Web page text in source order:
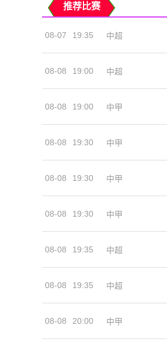
推荐比赛
08-07 19:35 中超
08-08 19:00 中超
08-08 19:00 中甲
08-08 19:30 中甲
08-08 19:30 中甲
08-08 19:30 中甲
08-08 19:35 中超
08-08 19:35 中超
08-08 20:00 中甲